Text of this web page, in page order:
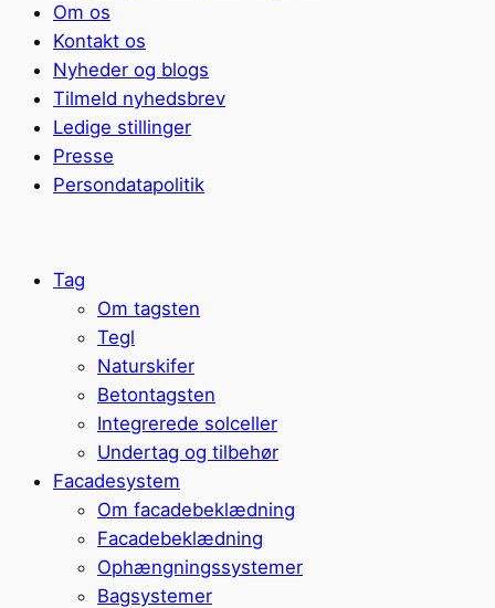
Om os
Kontakt os
Nyheder og blogs
Tilmeld nyhedsbrev
Ledige stillinger
Presse
Persondatapolitik
Tag
Om tagsten
Tegl
Naturskifer
Betontagsten
Integrerede solceller
Undertag og tilbehør
Facadesystem
Om facadebeklædning
Facadebeklædning
Ophængningssystemer
Bagsystemer